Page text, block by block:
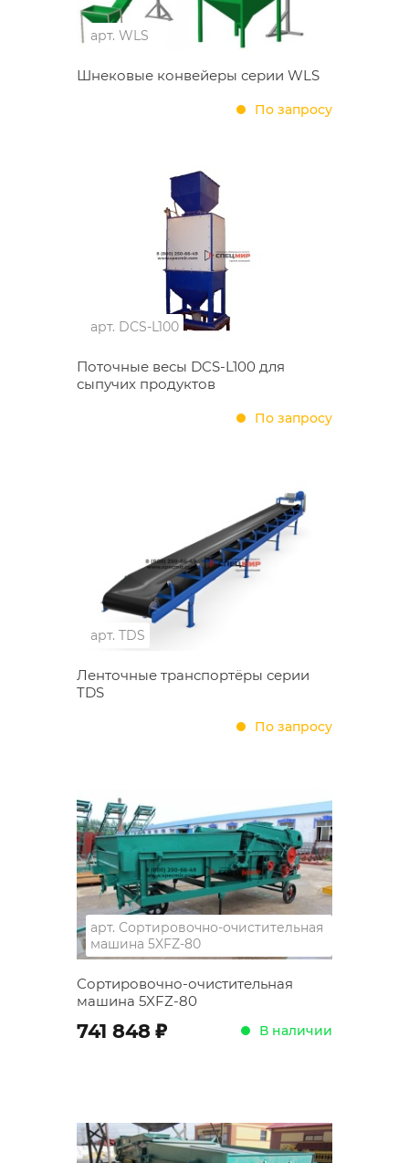
арт. WLS
Шнековые конвейеры серии WLS
По запросу
арт. DCS-L100
Поточные весы DCS-L100 для
сыпучих продуктов
По запросу
арт. TDS
Ленточные транспортёры серии
TDS
По запросу
арт. Сортировочно-очистительная
машина 5XFZ-80
Сортировочно-очистительная
машина 5XFZ-80
741 848 ; В наличии